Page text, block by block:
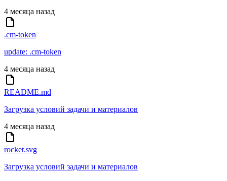
4 месяца назад
.cm-token
update: .cm-token
4 месяца назад
README.md
Загрузка условий задачи и материалов
4 месяца назад
rocket.svg
Загрузка условий задачи и материалов